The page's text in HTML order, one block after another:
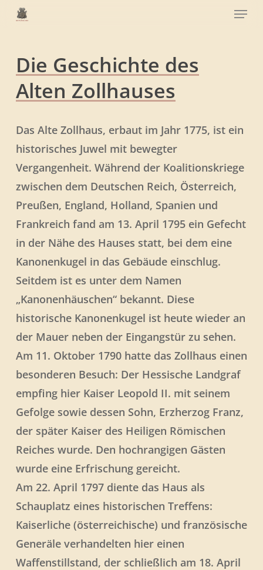
Menu
Die Geschichte des
Alten Zollhauses
Das Alte Zollhaus, erbaut im Jahr 1775, ist ein
historisches Juwel mit bewegter
Vergangenheit. Während der Koalitionskriege
zwischen dem Deutschen Reich, Österreich,
Preußen, England, Holland, Spanien und
Frankreich fand am 13. April 1795 ein Gefecht
in der Nähe des Hauses statt, bei dem eine
Kanonenkugel in das Gebäude einschlug.
Seitdem ist es unter dem Namen
„Kanonenhäuschen“ bekannt. Diese
historische Kanonenkugel ist heute wieder an
der Mauer neben der Eingangstür zu sehen.
Am 11. Oktober 1790 hatte das Zollhaus einen
besonderen Besuch: Der Hessische Landgraf
empfing hier Kaiser Leopold II. mit seinem
Gefolge sowie dessen Sohn, Erzherzog Franz,
der später Kaiser des Heiligen Römischen
Reiches wurde. Den hochrangigen Gästen
wurde eine Erfrischung gereicht.
Am 22. April 1797 diente das Haus als
Schauplatz eines historischen Treffens:
Kaiserliche (österreichische) und französische
Generäle verhandelten hier einen
Waffenstillstand, der schließlich am 18. April